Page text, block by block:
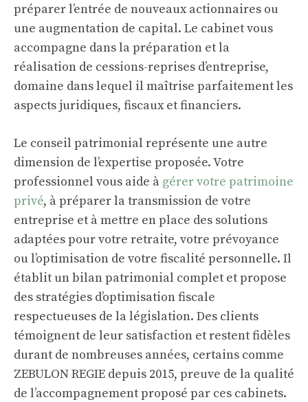
préparer l’entrée de nouveaux actionnaires ou
une augmentation de capital. Le cabinet vous
accompagne dans la préparation et la
réalisation de cessions-reprises d’entreprise,
domaine dans lequel il maîtrise parfaitement les
aspects juridiques, fiscaux et financiers.
Le conseil patrimonial représente une autre
dimension de l’expertise proposée. Votre
professionnel vous aide à gérer votre patrimoine
privé, à préparer la transmission de votre
entreprise et à mettre en place des solutions
adaptées pour votre retraite, votre prévoyance
ou l’optimisation de votre fiscalité personnelle. Il
établit un bilan patrimonial complet et propose
des stratégies d’optimisation fiscale
respectueuses de la législation. Des clients
témoignent de leur satisfaction et restent fidèles
durant de nombreuses années, certains comme
ZEBULON REGIE depuis 2015, preuve de la qualité
de l’accompagnement proposé par ces cabinets.